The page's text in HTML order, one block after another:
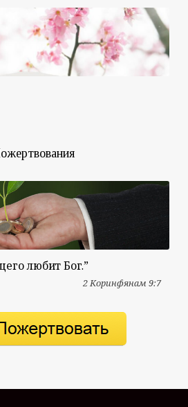
любит Бог.”
2 Коринфянам 9:7